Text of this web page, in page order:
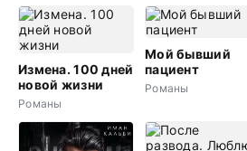
Измена. 100 дней
новой жизни
Романы
Мой бывший
пациент
Романы